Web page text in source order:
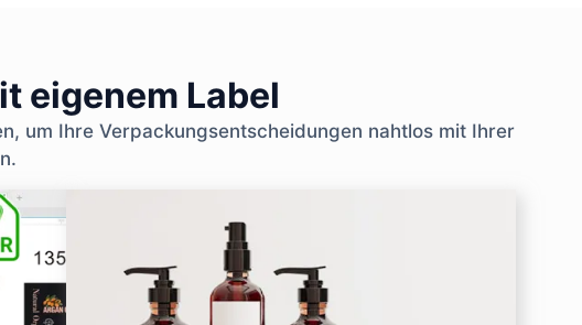
eigenem Label
um Ihre Verpackungsentscheidungen nahtlos mit Ihrer